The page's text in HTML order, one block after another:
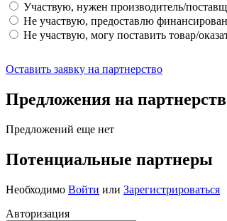
Участвую, нужен производитель/
Не участвую, предоставлю
Не участвую, могу поставить товар/
Оставить заявку на партнерство
Предложения на
Предложений еще нет
Потенциальные партнеры
Необходимо Войти или Зарегистрироваться
Авторизация